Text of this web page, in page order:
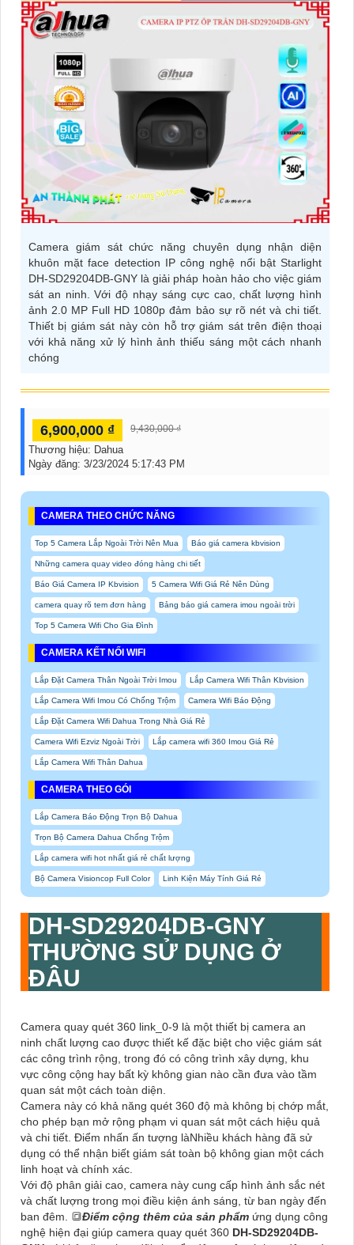
Camera giám sát chức năng chuyên dụng nhận diện
khuôn mặt face detection IP công nghệ nổi bật Starlight
DH-SD29204DB-GNY là giải pháp hoàn hảo cho việc giám
sát an ninh. Với độ nhạy sáng cực cao, chất lượng hình
ảnh 2.0 MP Full HD 1080p đảm bảo sự rõ nét và chi tiết.
Thiết bị giám sát này còn hỗ trợ giám sát trên điện thoại
với khả năng xử lý hình ảnh thiếu sáng một cách nhanh
chóng
6,900,000 ₫ 9,430,000 ₫
Thương hiệu: Dahua
Ngày đăng: 3/23/2024 5:17:43 PM
CAMERA THEO CHỨC NĂNG
Top 5 Camera Lắp Ngoài Trời Nên Mua Báo giá camera kbvision
Những camera quay video đóng hàng chi tiết
Báo Giá Camera IP Kbvision 5 Camera Wifi Giá Rẻ Nên Dùng
camera quay rõ tem đơn hàng Bảng báo giá camera imou ngoài trời
Top 5 Camera Wifi Cho Gia Đình
CAMERA KẾT NỐI WIFI
Lắp Đặt Camera Thân Ngoài Trời Imou Lắp Camera Wifi Thân Kbvision
Lắp Camera Wifi Imou Có Chống Trộm Camera Wifi Báo Động
Lắp Đặt Camera Wifi Dahua Trong Nhà Giá Rẻ
Camera Wifi Ezviz Ngoài Trời Lắp camera wifi 360 Imou Giá Rẻ
Lắp Camera Wifi Thân Dahua
CAMERA THEO GÓI
Lắp Camera Báo Động Trọn Bộ Dahua
Trọn Bộ Camera Dahua Chống Trộm
Lắp camera wifi hot nhất giá rẻ chất lượng
Bộ Camera Visioncop Full Color Linh Kiện Máy Tính Giá Rẻ
DH-SD29204DB-GNY
THƯỜNG SỬ DỤNG Ở
ĐÂU
Camera quay quét 360 link_0-9 là một thiết bị camera an
ninh chất lượng cao được thiết kế đặc biệt cho việc giám sát
các công trình rộng, trong đó có công trình xây dựng, khu
vực công cộng hay bất kỳ không gian nào cần đưa vào tầm
quan sát một cách toàn diện.
Camera này có khả năng quét 360 độ mà không bị chớp mắt,
cho phép bạn mở rộng phạm vi quan sát một cách hiệu quả
và chi tiết. Điểm nhấn ấn tượng làNhiều khách hàng đã sử
dụng có thể nhận biết giám sát toàn bộ không gian một cách
linh hoạt và chính xác.
Với độ phân giải cao, camera này cung cấp hình ảnh sắc nét
và chất lượng trong mọi điều kiện ánh sáng, từ ban ngày đến
ban đêm. 🔳Điểm cộng thêm của sản phẩm ứng dụng công
nghệ hiện đại giúp camera quay quét 360 DH-SD29204DB-